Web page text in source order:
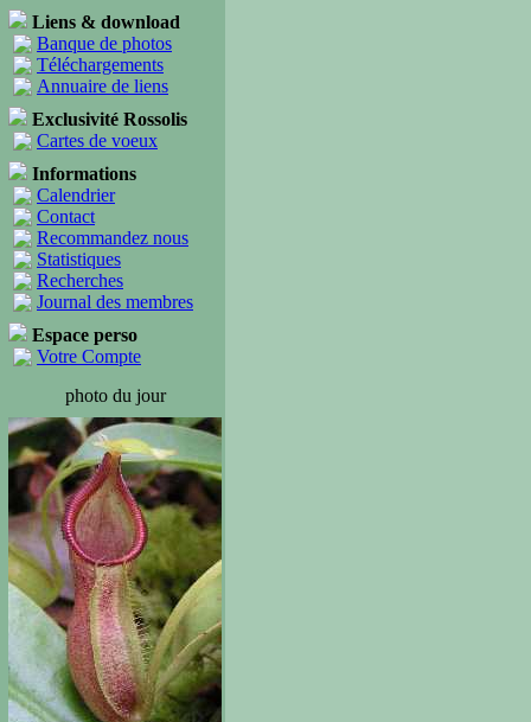
Liens & download
Banque de photos
Téléchargements
Annuaire de liens
Exclusivité Rossolis
Cartes de voeux
Informations
Calendrier
Contact
Recommandez nous
Statistiques
Recherches
Journal des membres
Espace perso
Votre Compte
photo du jour